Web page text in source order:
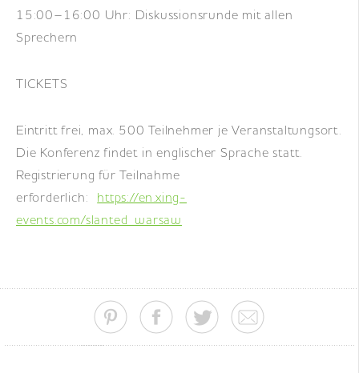
15:00–16:00 Uhr: Diskussionsrunde mit allen
Sprechern
TICKETS
Eintritt frei, max. 500 Teilnehmer je Veranstaltungsort.
Die Konferenz findet in englischer Sprache statt.
Registrierung für Teilnahme
erforderlich:
https://en.xing-
events.com/slanted_warsaw